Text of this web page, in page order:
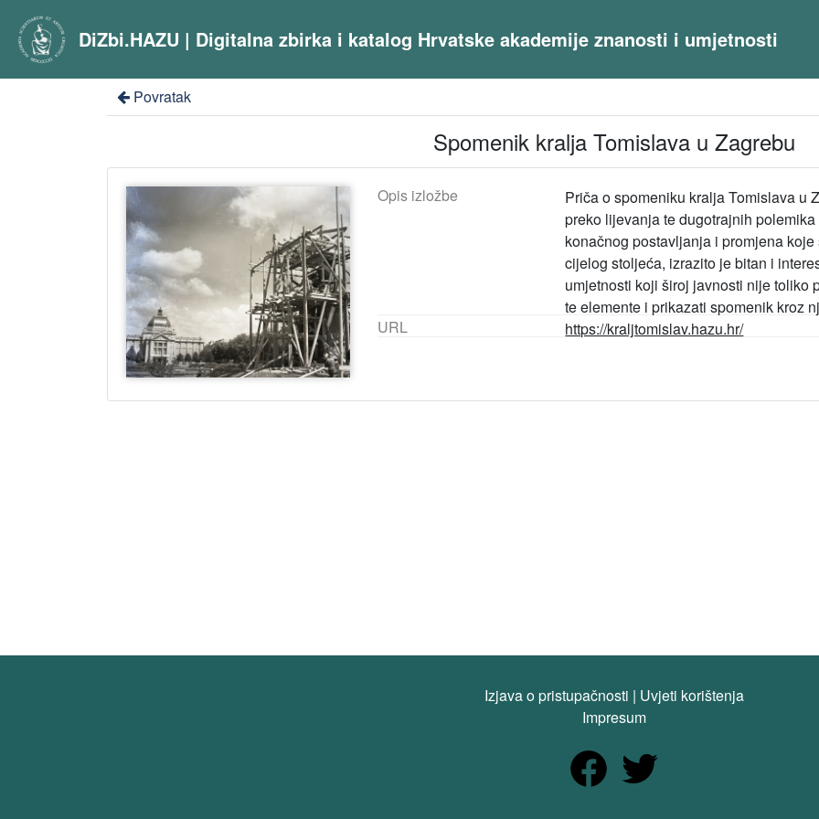
DiZbi.HAZU | Digitalna zbirka i katalog Hrvatske akademije znanosti i umjetnosti
Povratak
Spomenik kralja Tomislava u Zagrebu
Opis izložbe
Priča o spomeniku kralja Tomislava u
preko lijevanja te dugotrajnih
konačnog postavljanja i promjena
cijelog stoljeća, izrazito je bitan i
umjetnosti koji široj javnosti nije toliko
te elemente i prikazati spomenik kroz
URL
https://kraljtomislav.hazu.hr/
Izjava o pristupačnosti | Uvjeti korištenja
Impresum